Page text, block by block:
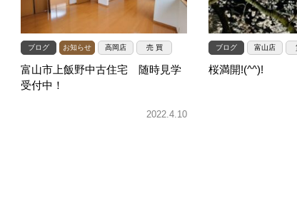
ブログ お知らせ 高岡店 売 買
富山市上飯野中古住宅 随時見学
受付中！
2022.4.10
ブログ 富山店
桜満開!(^^)!